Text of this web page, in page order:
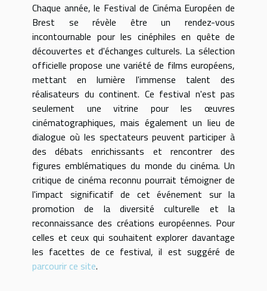
Chaque année, le Festival de Cinéma Européen de
Brest se révèle être un rendez-vous
incontournable pour les cinéphiles en quête de
découvertes et d'échanges culturels. La sélection
officielle propose une variété de films européens,
mettant en lumière l'immense talent des
réalisateurs du continent. Ce festival n'est pas
seulement une vitrine pour les œuvres
cinématographiques, mais également un lieu de
dialogue où les spectateurs peuvent participer à
des débats enrichissants et rencontrer des
figures emblématiques du monde du cinéma. Un
critique de cinéma reconnu pourrait témoigner de
l'impact significatif de cet événement sur la
promotion de la diversité culturelle et la
reconnaissance des créations européennes. Pour
celles et ceux qui souhaitent explorer davantage
les facettes de ce festival, il est suggéré de
parcourir ce site.